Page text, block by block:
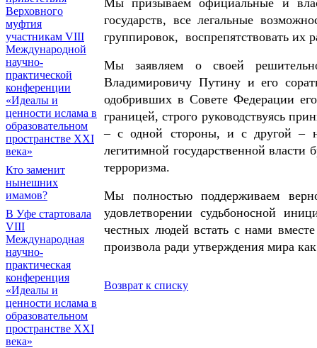
Верховного
муфтия
участникам VIII
Международной
научно-
практической
конференции
«Идеалы и
ценности ислама в
образовательном
пространстве XXI
века»
Кто заменит
нынешних
имамов?
В Уфе стартовала
VIII
Международная
научно-
практическая
конференция
«Идеалы и
ценности ислама в
образовательном
пространстве XXI
века»
Мы призываем официальные и
государств, все легальные
группировок, воспрепятствовать
Мы заявляем о своей
Владимировичу Путину и его
одобривших в Совете Федерации
границей, строго руководствуясь
– с одной стороны, и с другой –
легитимной государственной
терроризма.
Мы полностью поддерживаем
удовлетворении судьбоносной
честных людей встать с нами
произвола ради утверждения мира
Возврат к списку